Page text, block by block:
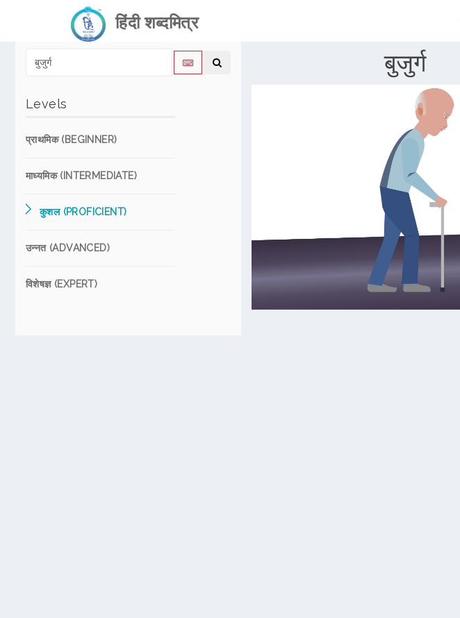
हिंदी शब्दमित्र
Levels
प्राथमिक (BEGINNER)
माध्यमिक (INTERMEDIATE)
कुशल (PROFICIENT)
उन्नत (ADVANCED)
विशेषज्ञ (EXPERT)
बुजुर्ग